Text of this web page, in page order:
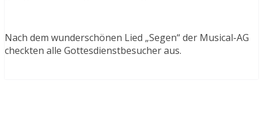
Nach dem wunderschönen Lied „Segen“ der Musical-AG
checkten alle Gottesdienstbesucher aus.